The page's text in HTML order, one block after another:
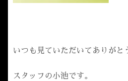
いつも見ていただいてありがと
スタッフの小池です。